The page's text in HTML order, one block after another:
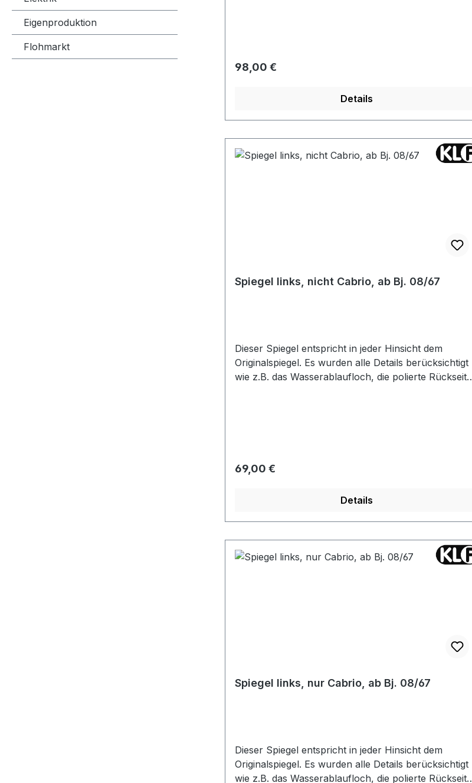
Eigenproduktion
Flohmarkt
Regulärer Preis:
98,00 €
Details
Spiegel links, nicht Cabrio, ab Bj. 08/67
Dieser Spiegel entspricht in jeder Hinsicht dem
Originalspiegel. Es wurden alle Details berücksichtigt
wie z.B. das Wasserablaufloch, die polierte Rückseite
Regulärer Preis:
69,00 €
Details
Spiegel links, nur Cabrio, ab Bj. 08/67
Dieser Spiegel entspricht in jeder Hinsicht dem
Originalspiegel. Es wurden alle Details berücksichtigt
wie z.B. das Wasserablaufloch, die polierte Rückseite